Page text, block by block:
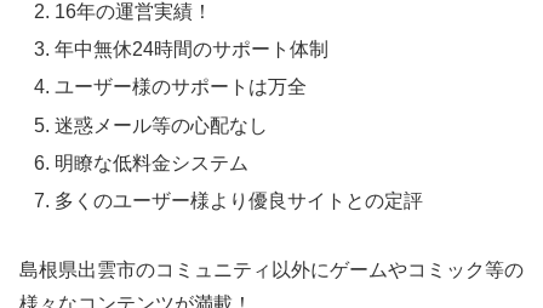
16年の運営実績！
年中無休24時間のサポート体制
ユーザー様のサポートは万全
迷惑メール等の心配なし
明瞭な低料金システム
多くのユーザー様より優良サイトとの定評
島根県出雲市のコミュニティ以外にゲームやコミック等の
様々なコンテンツが満載！